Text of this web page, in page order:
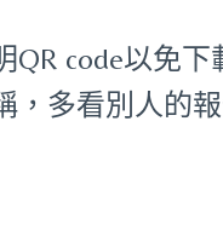
code以免下
多看別人的